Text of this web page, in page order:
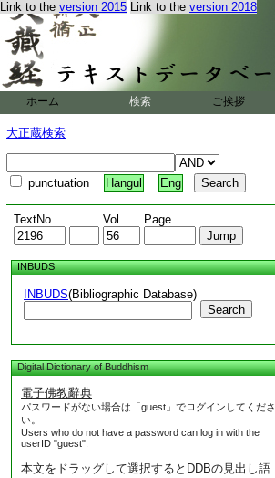
Link to the version 2015 Link to the version 2018
ホーム 検索 ご挨拶
大正蔵検索
punctuation Hangul Eng
TextNo. Vol. Page
INBUDS
INBUDS(Bibliographic Database)
Search
Digital Dictionary of Buddhism
電子佛教辭典
パスワードがない場合は「guest」でログインしてくださ
い。
Users who do not have a password can log in with the
userID "guest".
本文をドラッグして選択するとDDBの見出し語